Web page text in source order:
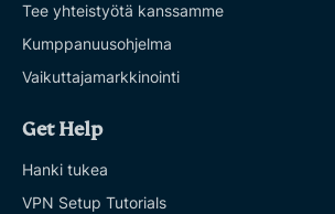
Tee yhteistyötä kanssamme
Kumppanuusohjelma
Vaikuttajamarkkinointi
Get Help
Hanki tukea
VPN Setup Tutorials